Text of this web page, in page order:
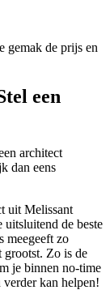
gemak de prijs en
een
architect
dan eens
uit Melissant
uitsluitend de beste
meegeeft zo
grootst. Zo is de
je binnen no-time
verder kan helpen!